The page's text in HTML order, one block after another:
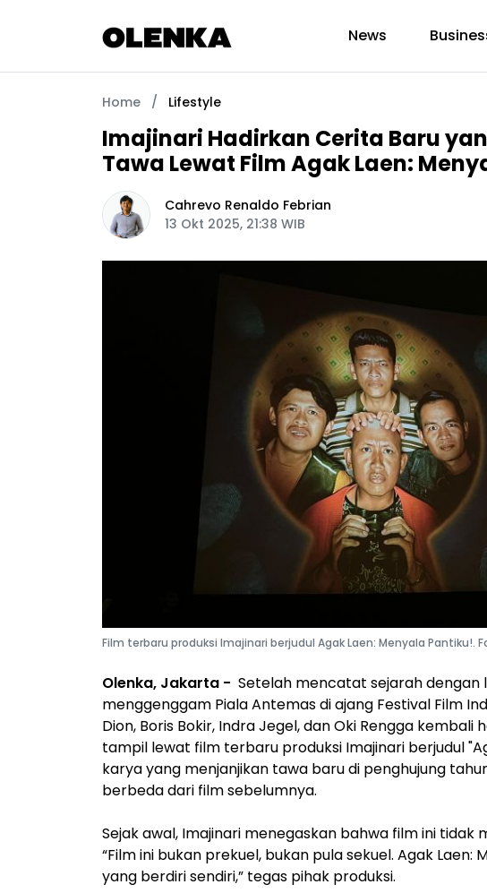
News
Home / Lifestyle
Imajinari Hadirkan Cerita Baru
Tawa Lewat Film Agak Laen:
Cahrevo Renaldo Febrian
13 Okt 2025, 21:38 WIB
Film terbaru produksi Imajinari berjudul Agak Laen: Menyala Pantiku!.
Olenka, Jakarta - Setelah mencatat sejarah
menggenggam Piala Antemas di ajang Festival Film
Dion, Boris Bokir, Indra Jegel, dan Oki Rengga kembali
tampil lewat film terbaru produksi Imajinari berjudul
karya yang menjanjikan tawa baru di penghujung
berbeda dari film sebelumnya.
Sejak awal, Imajinari menegaskan bahwa film ini tidak
“Film ini bukan prekuel, bukan pula sekuel. Agak
yang berdiri sendiri,” tegas pihak produksi.